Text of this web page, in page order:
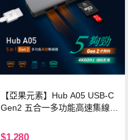
【亞果元素】Hub A05 USB-C
Gen2 五合一多功能高速集線
$1,280